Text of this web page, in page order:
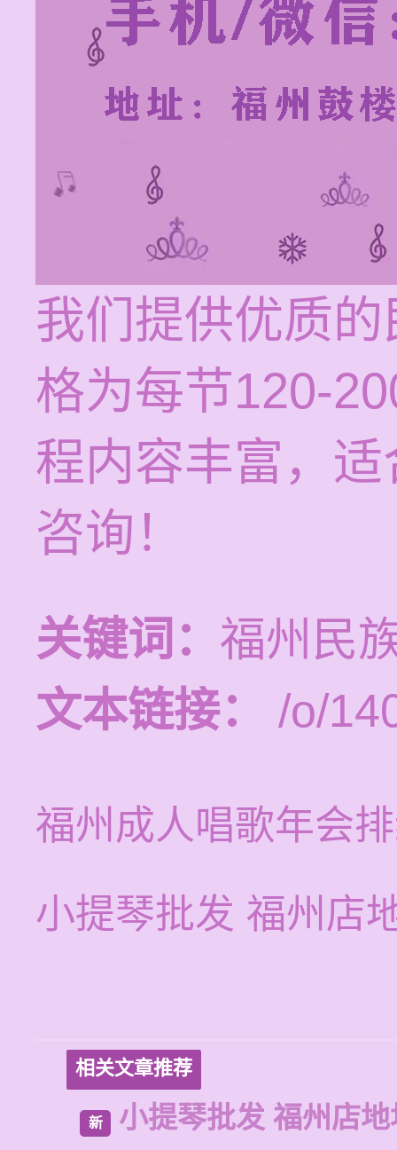
我们提供优质
格为每节120-
程内容丰富，
咨询！
关键词： 福州民
文本链接：
/o/
福州成人唱歌年会
小提琴批发 福州店
相关文章推荐
新 小提琴批发 福州店